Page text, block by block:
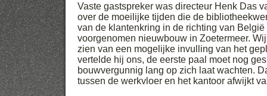
Vaste gastspreker was directeur Henk Das
over de moeilijke tijden die de
van de klantenkring in de richting van
voorgenomen nieuwbouw in Zoetermeer.
zien van een mogelijke invulling van het
vertelde hij ons, de eerste paal moet nog
bouwvergunnig lang op zich laat wachten.
tussen de werkvloer en het kantoor afwijkt